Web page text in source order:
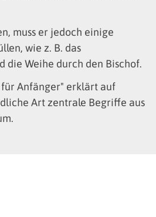
muss er jedoch einige
wie z. B. das
die Weihe durch den Bischof.
für Anfänger" erklärt auf
Art zentrale Begriffe aus